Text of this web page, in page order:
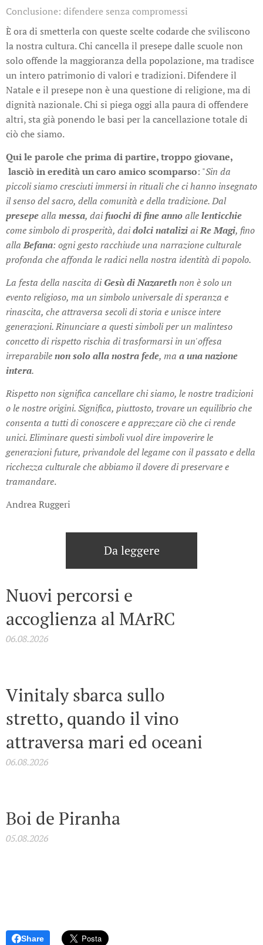
Conclusione: difendere senza compromessi
È ora di smetterla con queste scelte codarde che sviliscono
la nostra cultura. Chi cancella il presepe dalle scuole non
solo offende la maggioranza della popolazione, ma tradisce
un intero patrimonio di valori e tradizioni. Difendere il
Natale e il presepe non è una questione di religione, ma di
dignità nazionale. Chi si piega oggi alla paura di offendere
altri, sta già ponendo le basi per la cancellazione totale di
ciò che siamo.
Qui le parole che prima di partire, troppo giovane,
lasciò in eredità un caro amico scomparso: "Sin da
piccoli siamo cresciuti immersi in rituali che ci hanno insegnato
il senso del sacro, della comunità e della tradizione. Dal
presepealla messa, daifuochi di fine annoallelenticchie
come simbolo di prosperità, daidolci nataliziaiRe Magi, fino
allaBefana: ogni gesto racchiude una narrazione culturale
profonda che affonda le radici nella nostra identità di popolo.
La festa della nascita diGesù di Nazarethnon è solo un
evento religioso, ma un simbolo universale di speranza e
rinascita, che attraversa secoli di storia e unisce intere
generazioni. Rinunciare a questi simboli per un malinteso
concetto di rispetto rischia di trasformarsi in un'offesa
irreparabilenon solo alla nostra fede, ma a una nazione
intera.
Rispetto non significa cancellare chi siamo, le nostre tradizioni
o le nostre origini. Significa, piuttosto, trovare un equilibrio che
consenta a tutti di conoscere e apprezzare ciò che ci rende
unici. Eliminare questi simboli vuol dire impoverire le
generazioni future, privandole del legame con il passato e della
ricchezza culturale che abbiamo il dovere di preservare e
tramandare.
Andrea Ruggeri
Da leggere
Nuovi percorsi e
accoglienza al MArRC
06.08.2026
Vinitaly sbarca sullo
stretto, quando il vino
attraversa mari ed oceani
06.08.2026
Boi de Piranha
05.08.2026
Share